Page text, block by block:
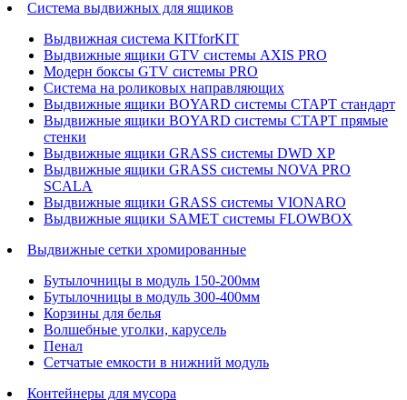
Система выдвижных для ящиков
Выдвижная система KITforKIT
Выдвижные ящики GTV системы AXIS PRO
Модерн боксы GTV системы PRO
Система на роликовых направляющих
Выдвижные ящики BOYARD системы СТАРТ стандарт
Выдвижные ящики BOYARD системы СТАРТ прямые
стенки
Выдвижные ящики GRASS системы DWD XP
Выдвижные ящики GRASS системы NOVA PRO
SCALA
Выдвижные ящики GRASS системы VIONARO
Выдвижные ящики SAMET системы FLOWBOX
Выдвижные сетки хромированные
Бутылочницы в модуль 150-200мм
Бутылочницы в модуль 300-400мм
Корзины для белья
Волшебные уголки, карусель
Пенал
Cетчатые емкости в нижний модуль
Контейнеры для мусора